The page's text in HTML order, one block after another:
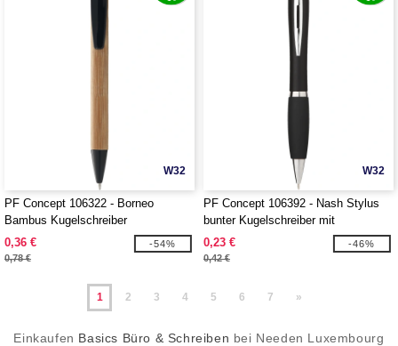
W32
PF Concept 106322 - Borneo
Bambus Kugelschreiber
0,36 €
0,78 €
-54%
W32
PF Concept 106392 - Nash Stylus
bunter Kugelschreiber mit
schwarzem Griff
0,23 €
0,42 €
-46%
1 2 3 4 5 6 7 »
Einkaufen Basics Büro & Schreiben bei Needen Luxembourg